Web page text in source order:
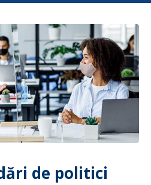
de politici